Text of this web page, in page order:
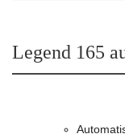
Legend 165